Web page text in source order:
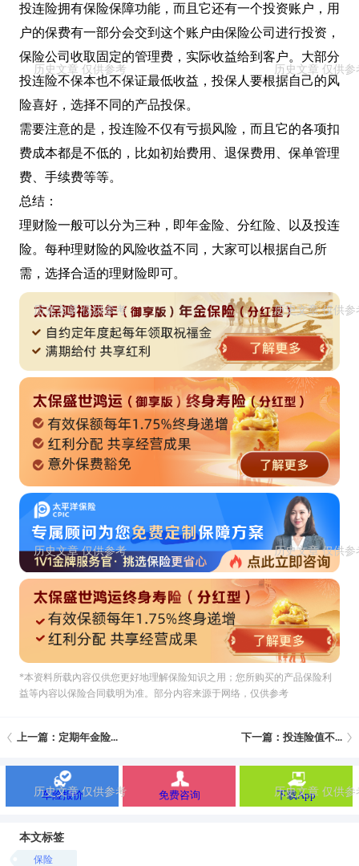
投连险拥有保险保障功能，而且它还有一个投资账户，用
户的保费有一部分会交到这个账户由保险公司进行投资，
保险公司收取固定的管理费，实际收益给到客户。大部分
投连险不保本也不保证最低收益，投保人要根据自己的风
险喜好，选择不同的产品投保。
需要注意的是，投连险不仅有亏损风险，而且它的各项扣
费成本都是不低的，比如初始费用、退保费用、保单管理
费、手续费等等。
总结：
理财险一般可以分为三种，即年金险、分红险、以及投连
险。每种理财险的风险收益不同，大家可以根据自己所
需，选择合适的理财险即可。
*本资料所载內容仅供您更好地理解保险知识之用；您所购买的产品保险利
益等内容以保险合同载明为准。部分内容来源于网络，仅供参考
上一篇：定期年金险... 下一篇：投连险值不...
车险报价 免费咨询 下载App
本文标签
保险